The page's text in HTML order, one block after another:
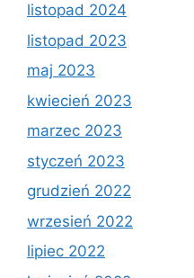
listopad 2024
listopad 2023
maj 2023
kwiecień 2023
marzec 2023
styczeń 2023
grudzień 2022
wrzesień 2022
lipiec 2022